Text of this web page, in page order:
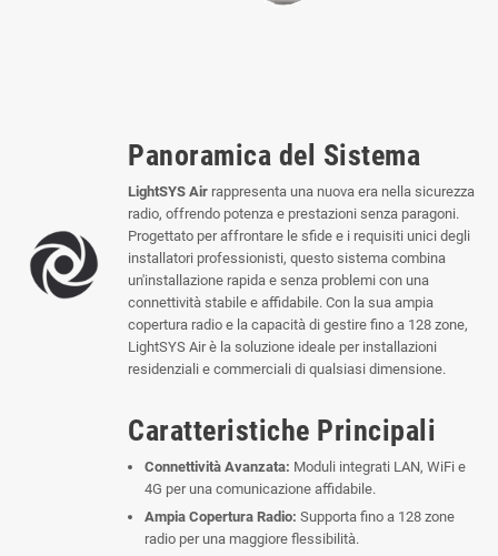
Panoramica del Sistema
LightSYS Air rappresenta una nuova era nella sicurezza
radio, offrendo potenza e prestazioni senza paragoni.
Progettato per affrontare le sfide e i requisiti unici degli
installatori professionisti, questo sistema combina
un'installazione rapida e senza problemi con una
connettività stabile e affidabile. Con la sua ampia
copertura radio e la capacità di gestire fino a 128 zone,
LightSYS Air è la soluzione ideale per installazioni
residenziali e commerciali di qualsiasi dimensione.
Caratteristiche Principali
Connettività Avanzata: Moduli integrati LAN, WiFi e
4G per una comunicazione affidabile.
Ampia Copertura Radio: Supporta fino a 128 zone
radio per una maggiore flessibilità.